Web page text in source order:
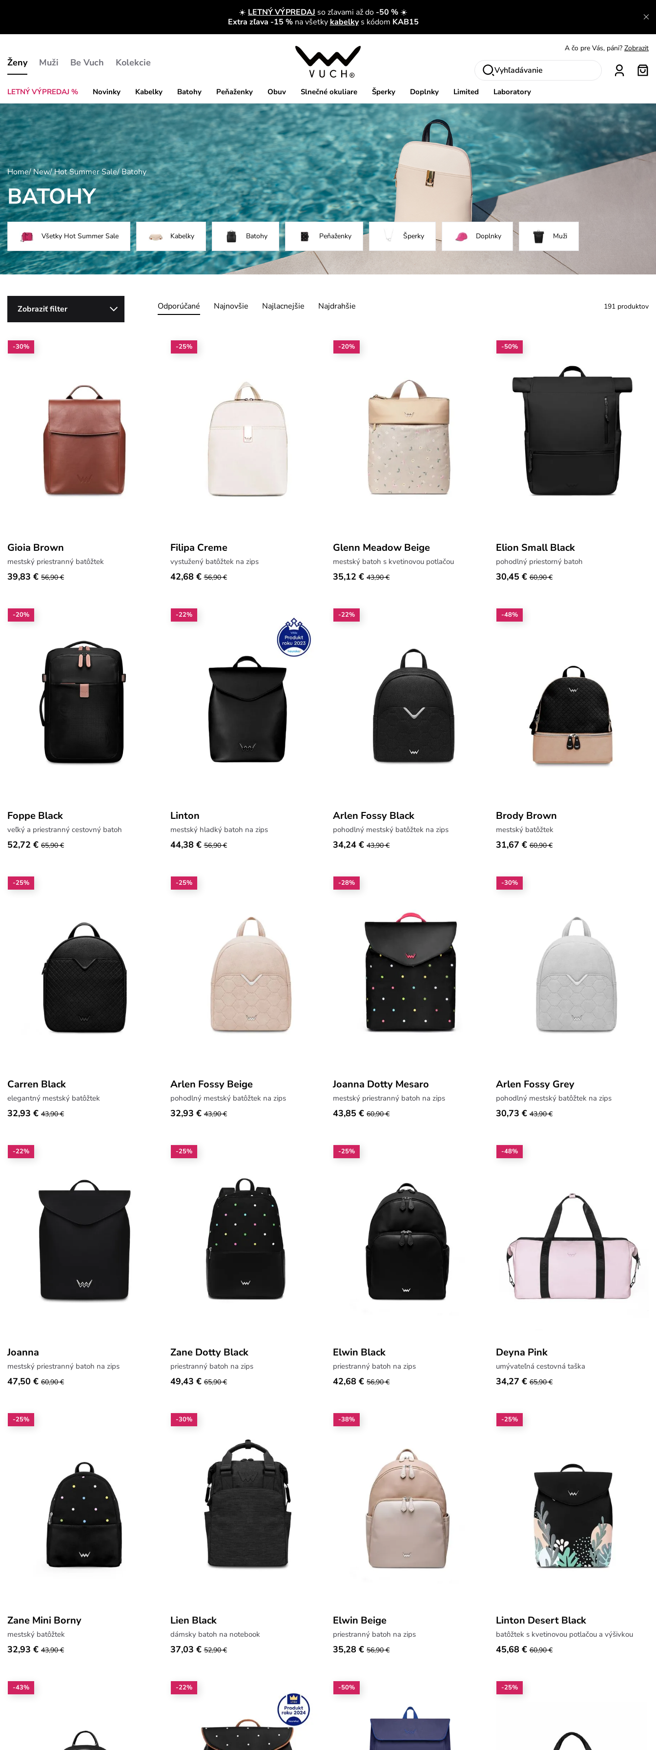
☀️ LETNÝ VÝPREDAJ so zľavami až do -50 % ☀️
Extra zľava -15 %na všetky kabelkys kódom KAB15
Ženy
LETNÝ VÝPREDAJ % Novinky Kabelky Batohy Peňaženky Obuv Slnečné okuliare Šperky Doplnky Limited Laboratory
Muži Be Vuch Kolekcie
A čo pre Vás, páni? Zobrazit
S čím chybu neurobíš? Pozri
Výmena a vrátenie zadarmo Zobraziť
Vyhľadávanie
Home/New/Hot Summer Sale/Batohy
BATOHY
Všetky Hot Summer Sale Kabelky Batohy Peňaženky Šperky Doplnky Muži
Zobraziť filter Odporúčané Najnovšie Najlacnejšie Najdrahšie 191 produktov
-30%
Gioia Brown
mestský priestranný batôžtek
39,83 € 56,90 €
-25%
Filipa Creme
vystužený batôžtek na zips
42,68 € 56,90 €
-20%
Glenn Meadow Beige
mestský batoh s kvetinovou potlačou
35,12 € 43,90 €
-50%
Elion Small Black
pohodlný priestorný batoh
30,45 € 60,90 €
-20%
Foppe Black
veľký a priestranný cestovný batoh
52,72 € 65,90 €
-22%
Linton
mestský hladký batoh na zips
44,38 € 56,90 €
-22%
Arlen Fossy Black
pohodlný mestský batôžtek na zips
34,24 € 43,90 €
-48%
Brody Brown
mestský batôžtek
31,67 € 60,90 €
-25%
Carren Black
elegantný mestský batôžtek
32,93 € 43,90 €
-25%
Arlen Fossy Beige
pohodlný mestský batôžtek na zips
32,93 € 43,90 €
-28%
Joanna Dotty Mesaro
mestský priestranný batoh na zips
43,85 € 60,90 €
-30%
Arlen Fossy Grey
pohodlný mestský batôžtek na zips
30,73 € 43,90 €
-22%
Joanna
mestský priestranný batoh na zips
47,50 € 60,90 €
-25%
Zane Dotty Black
priestranný batoh na zips
49,43 € 65,90 €
-25%
Elwin Black
priestranný batoh na zips
42,68 € 56,90 €
-48%
Deyna Pink
umývateľná cestovná taška
34,27 € 65,90 €
-25%
Zane Mini Borny
mestský batôžtek
32,93 € 43,90 €
-30%
Lien Black
dámsky batoh na notebook
37,03 € 52,90 €
-38%
Elwin Beige
priestranný batoh na zips
35,28 € 56,90 €
-25%
Linton Desert Black
batôžtek s kvetinovou potlačou a výšivkou
45,68 € 60,90 €
-43% -22% -50% -25%